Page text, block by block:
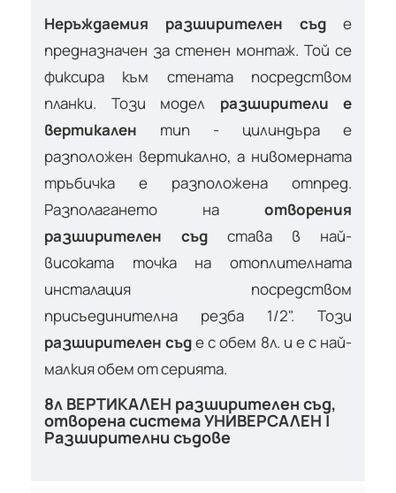
Неръждаемия разширителен съд е
предназначен за стенен монтаж. Той се
фиксира към стената посредством
планки. Този модел разширители е
вертикален тип - цилиндъра е
разположен вертикално, а нивомерната
тръбичка е разположена отпред.
Разполагането на отворения
разширителен съд става в най-
високата точка на отоплителната
инсталация посредством
присъединителна резба 1/2". Този
разширителен съде с обем 8л. и е с най-
малкия обем от серията.
8л ВЕРТИКАЛЕН разширителен съд,
отворена система УНИВЕРСАЛЕН |
Разширителни съдове